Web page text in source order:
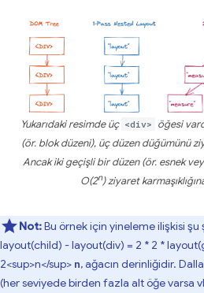
Yukarıdaki resimde üç <div> öğesi
(ör. blok düzeni), üç düzen düğümünü
Ancak iki geçişli bir düzen (ör. esnek
O(2n) ziyaret
Not:Bu örnek için yineleme ilişkisi
layout(child) - layout(div) = 2 * 2 *
2<sup>n</sup> n, ağacın derinliğidir.
(her seviyede birden fazla alt öğe varsa